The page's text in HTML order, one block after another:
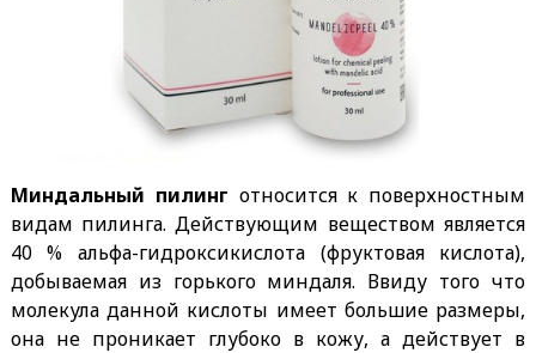
Миндальный пилинг относится к поверхностным
видам пилинга. Действующим веществом является
40 % альфа-гидроксикислота (фруктовая кислота),
добываемая из горького миндаля. Ввиду того что
молекула данной кислоты имеет большие размеры,
она не проникает глубоко в кожу, а действует в